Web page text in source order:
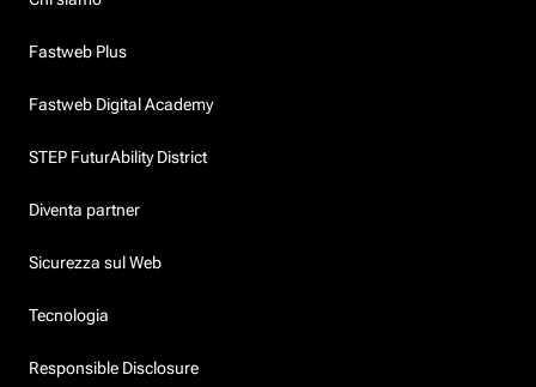
Fastweb Plus
Fastweb Digital Academy
STEP FuturAbility District
Diventa partner
Sicurezza sul Web
Tecnologia
Responsible Disclosure